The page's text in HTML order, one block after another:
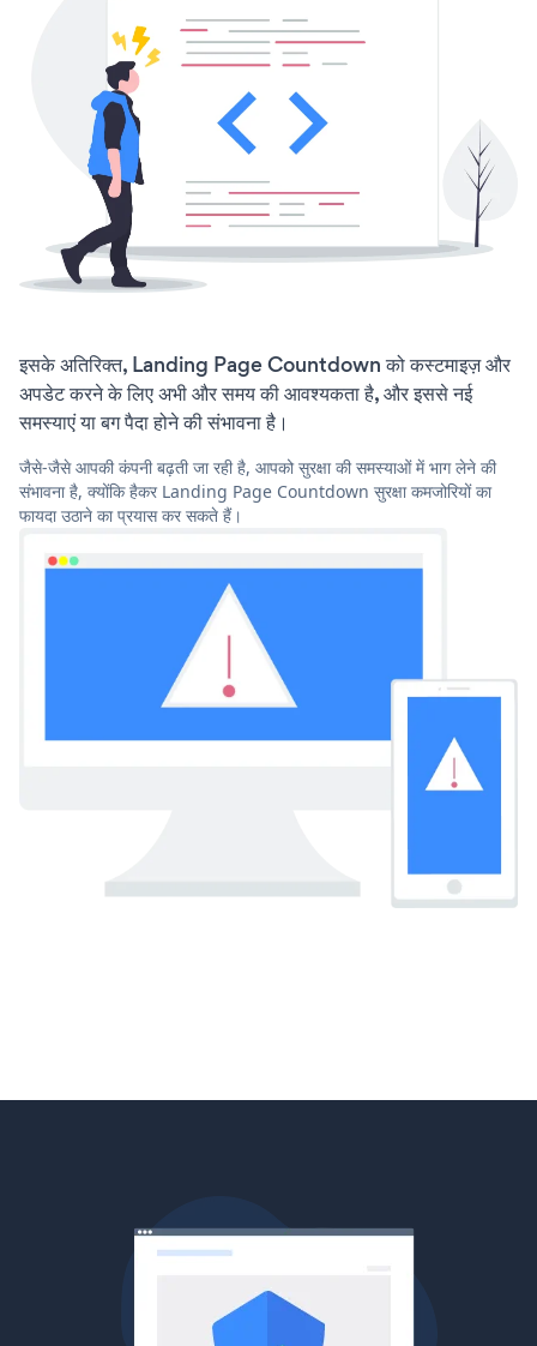
इसके अतिरिक्त, Landing Page Countdown को कस्टमाइज़ और
अपडेट करने के लिए अभी और समय की आवश्यकता है, और इससे नई
समस्याएं या बग पैदा होने की संभावना है।
जैसे-जैसे आपकी कंपनी बढ़ती जा रही है, आपको सुरक्षा की समस्याओं में भाग लेने की
संभावना है, क्योंकि हैकर Landing Page Countdown सुरक्षा कमजोरियों का
फायदा उठाने का प्रयास कर सकते हैं।